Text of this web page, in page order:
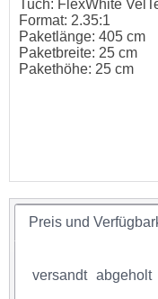
Tuch: FlexWhite
Format: 2.35:1
Paketlänge: 405 cm
Paketbreite: 25 cm
Pakethöhe: 25 cm
Preis und
versandt abgeholt